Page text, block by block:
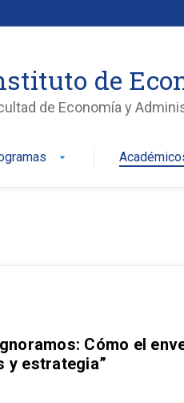
de
de Economía y
arrow_drop_down
Cómo el
y estrategia”